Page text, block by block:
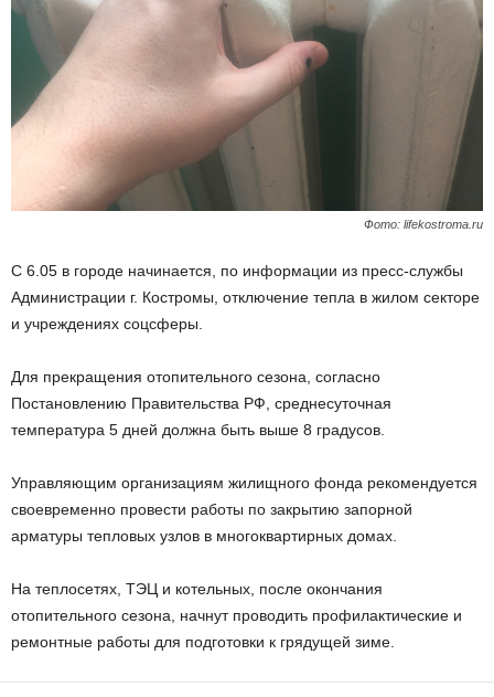
Фото: lifekostroma.ru
С 6.05 в городе начинается, по информации из пресс-службы
Администрации г. Костромы, отключение тепла в жилом секторе
и учреждениях соцсферы.
Для прекращения отопительного сезона, согласно
Постановлению Правительства РФ, среднесуточная
температура 5 дней должна быть выше 8 градусов.
Управляющим организациям жилищного фонда рекомендуется
своевременно провести работы по закрытию запорной
арматуры тепловых узлов в многоквартирных домах.
На теплосетях, ТЭЦ и котельных, после окончания
отопительного сезона, начнут проводить профилактические и
ремонтные работы для подготовки к грядущей зиме.